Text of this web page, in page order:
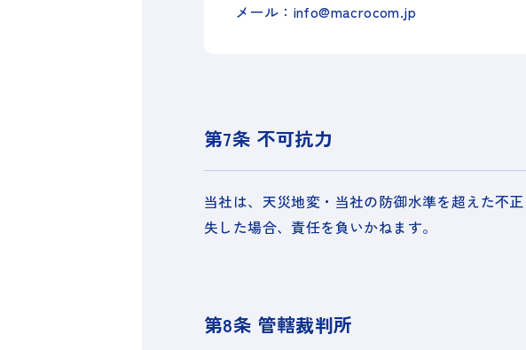
メール：info@macrocom.jp
第7条 不可抗力
当社は、天災地変・当社の防御水準を超えた不
失した場合、責任を負いかねます。
第8条 管轄裁判所